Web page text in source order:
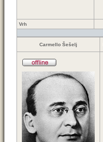
Vrh
Carmello Šešelj